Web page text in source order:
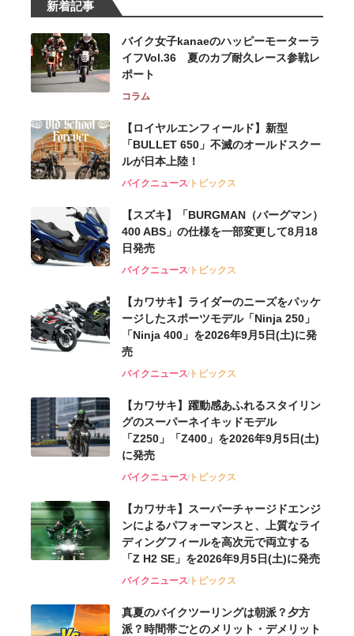
新着記事
バイク女子kanaeのハッピーモーターラ
イフVol.36 夏のカブ耐久レース参戦レ
ポート
コラム
【ロイヤルエンフィールド】新型
「BULLET 650」不滅のオールドスクー
ルが⽇本上陸！
バイクニューストピックス
【スズキ】「BURGMAN（バーグマン）
400 ABS」の仕様を一部変更して8月18
日発売
バイクニューストピックス
【カワサキ】ライダーのニーズをパッケ
ージしたスポーツモデル「Ninja 250」
「Ninja 400」を2026年9月5日(土)に発
売
バイクニューストピックス
【カワサキ】躍動感あふれるスタイリン
グのスーパーネイキッドモデル
「Z250」「Z400」を2026年9月5日(土)
に発売
バイクニューストピックス
【カワサキ】スーパーチャージドエンジ
ンによるパフォーマンスと、上質なライ
ディングフィールを高次元で両立する
「Z H2 SE」を2026年9月5日(土)に発売
バイクニューストピックス
真夏のバイクツーリングは朝派？夕方
派？時間帯ごとのメリット・デメリット